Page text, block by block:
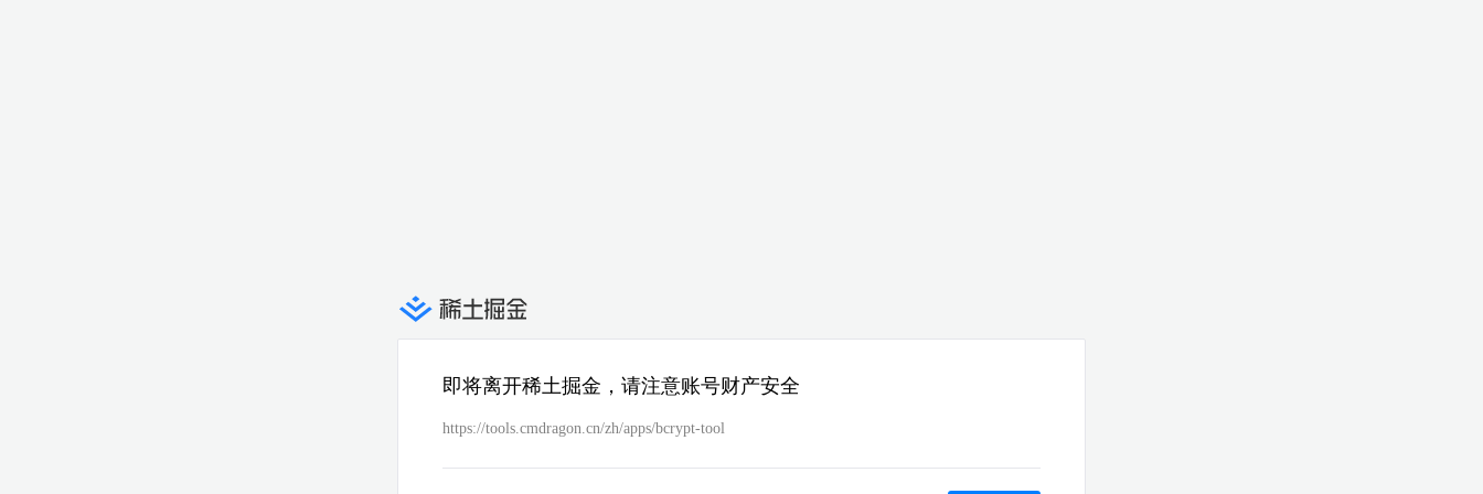
即将离开稀土掘金，请注意账号财产安全
https://tools.cmdragon.cn/zh/apps/bcrypt-tool